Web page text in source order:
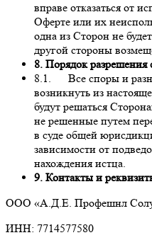
вправе отказаться от
Оферте или их
одна из Сторон не
другой стороны
8. Порядок разрешения
8.1. Все споры и
возникнуть из
будут решаться
не решенные путем
в суде общей
зависимости от
нахождения истца.
9. Контакты и
ООО «А.Д.Е. Профешнл
ИНН: 7714577580